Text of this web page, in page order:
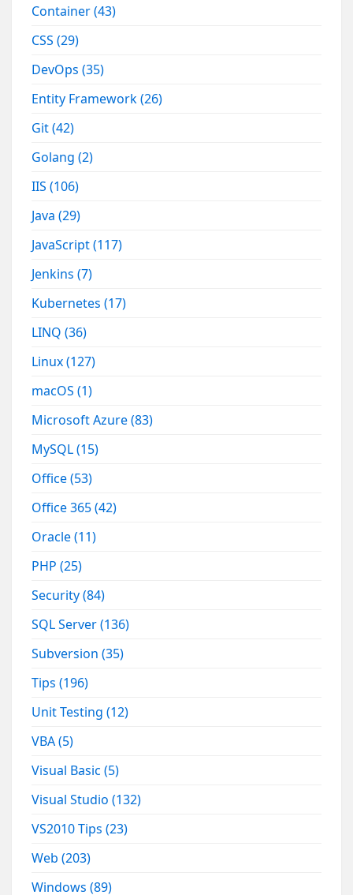
Container(43)
CSS(29)
DevOps(35)
Entity Framework(26)
Git(42)
Golang(2)
IIS(106)
Java(29)
JavaScript(117)
Jenkins(7)
Kubernetes(17)
LINQ(36)
Linux(127)
macOS(1)
Microsoft Azure(83)
MySQL(15)
Office(53)
Office 365(42)
Oracle(11)
PHP(25)
Security(84)
SQL Server(136)
Subversion(35)
Tips(196)
Unit Testing(12)
VBA(5)
Visual Basic(5)
Visual Studio(132)
VS2010 Tips(23)
Web(203)
Windows(89)